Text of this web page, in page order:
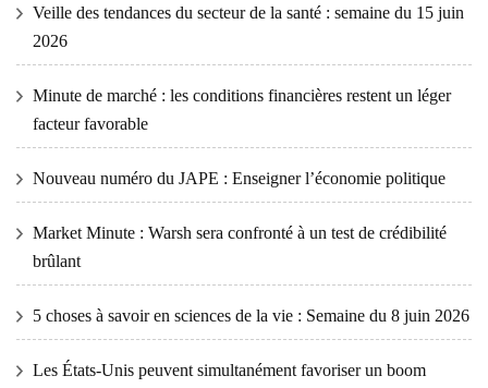
Veille des tendances du secteur de la santé : semaine du 15 juin
2026
Minute de marché : les conditions financières restent un léger
facteur favorable
Nouveau numéro du JAPE : Enseigner l’économie politique
Market Minute : Warsh sera confronté à un test de crédibilité
brûlant
5 choses à savoir en sciences de la vie : Semaine du 8 juin 2026
Les États-Unis peuvent simultanément favoriser un boom